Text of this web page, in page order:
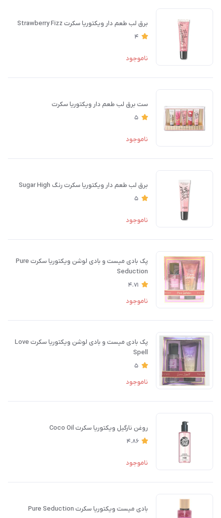
برق لب طعم دار ویکتوریا سکرت Strawberry Fizz
4
ناموجود
ست برق لب طعم دار ویکتوریا سکرت
5
ناموجود
برق لب طعم دار ویکتوریا سکرت رنگ Sugar High
5
ناموجود
پک بادی میست و بادی لوشن ویکتوریا سکرت Pure
Seduction
4.71
ناموجود
پک بادی میست و بادی لوشن ویکتوریا سکرت Love
Spell
5
ناموجود
روغن نارگیل ویکتوریا سکرت Coco Oil
4.86
ناموجود
بادی میست ویکتوریا سکرت Pure Seduction